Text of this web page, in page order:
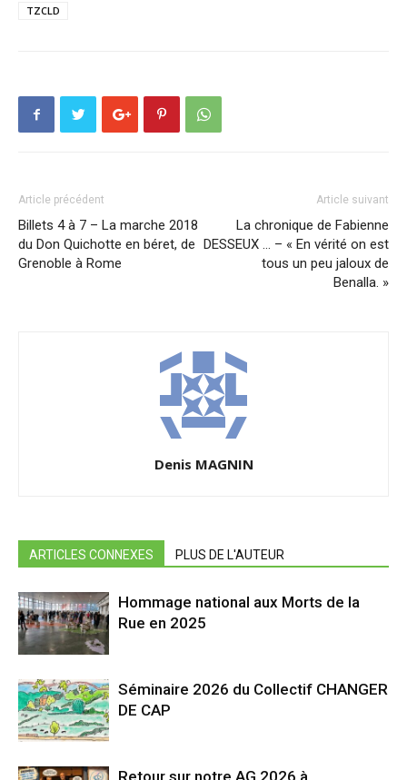
TZCLD
Article précédent
Billets 4 à 7 – La marche 2018
du Don Quichotte en béret, de
Grenoble à Rome
Article suivant
La chronique de Fabienne
DESSEUX … – « En vérité on est
tous un peu jaloux de
Benalla. »
Denis MAGNIN
ARTICLES CONNEXES PLUS DE L'AUTEUR
Hommage national aux Morts de la
Rue en 2025
Séminaire 2026 du Collectif CHANGER
DE CAP
Retour sur notre AG 2026 à